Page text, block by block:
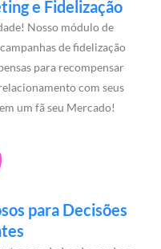
e Fidelização
Nosso módulo de
de fidelização
para recompensar
com seus
um fã seu Mercado!
para Decisões